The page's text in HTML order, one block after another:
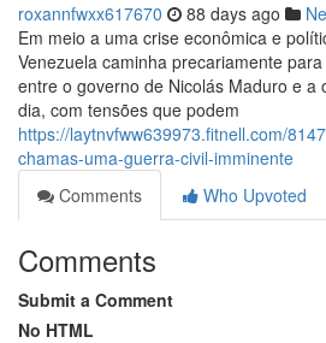
roxannfwxx617670 88 days ago
Em meio a uma crise econômica e
Venezuela caminha precariamente
entre o governo de Nicolás Maduro e a
dia, com tensões que podem
https://laytnvfww639973.fitnell.com/
chamas-uma-guerra-civil-imminente
Comments
Who Upvoted
Comments
Submit a Comment
No HTML